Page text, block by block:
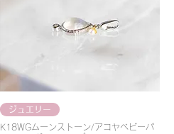
ジュエリー
K18WGムーンストーン/アコヤベビーパ